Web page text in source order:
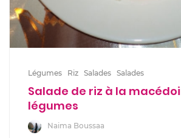
Légumes Riz Salades Salades
Salade de riz à la
légumes
Naima Boussaa